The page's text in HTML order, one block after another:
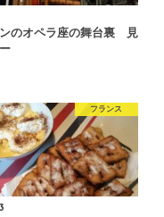
のオペラ座の舞台裏 見
フランス